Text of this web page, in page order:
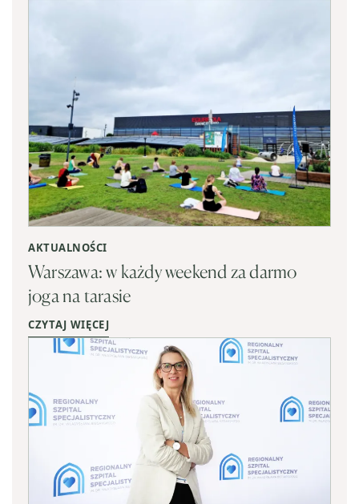
AKTUALNOŚCI
Warszawa: w każdy weekend za darmo
joga na tarasie
CZYTAJ WIĘCEJ